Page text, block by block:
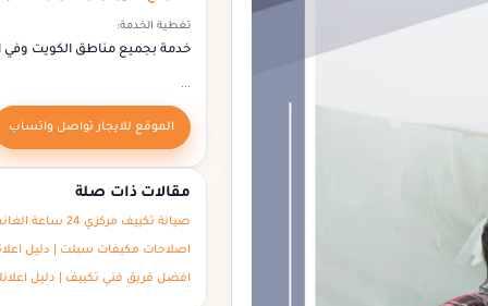
تغطية الخدمة:
خدمة بجميع مناطق الكويت
...
الموقع للايجار تواصل واتساب
مقالات ذات صلة
صيانة تكييف مركزي 24 ساعة الغانم – دليل اعلانك الكويت
اصلاحات مكيفات سبلت | دليل
افضل فريق فني تكييف | دليل